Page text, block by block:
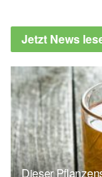
M.
Jetzt News
Dieser